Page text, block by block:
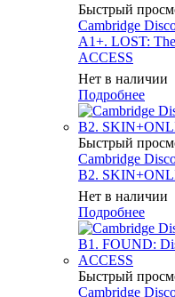
Быстрый
Cambridge
A1+. LOST:
ACCESS
Нет в наличии
Подробнее
Быстрый
Cambridge
B2.
Нет в наличии
Подробнее
Быстрый
Cambridge